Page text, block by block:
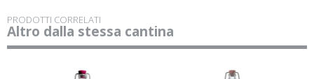
Altro dalla stessa cantina